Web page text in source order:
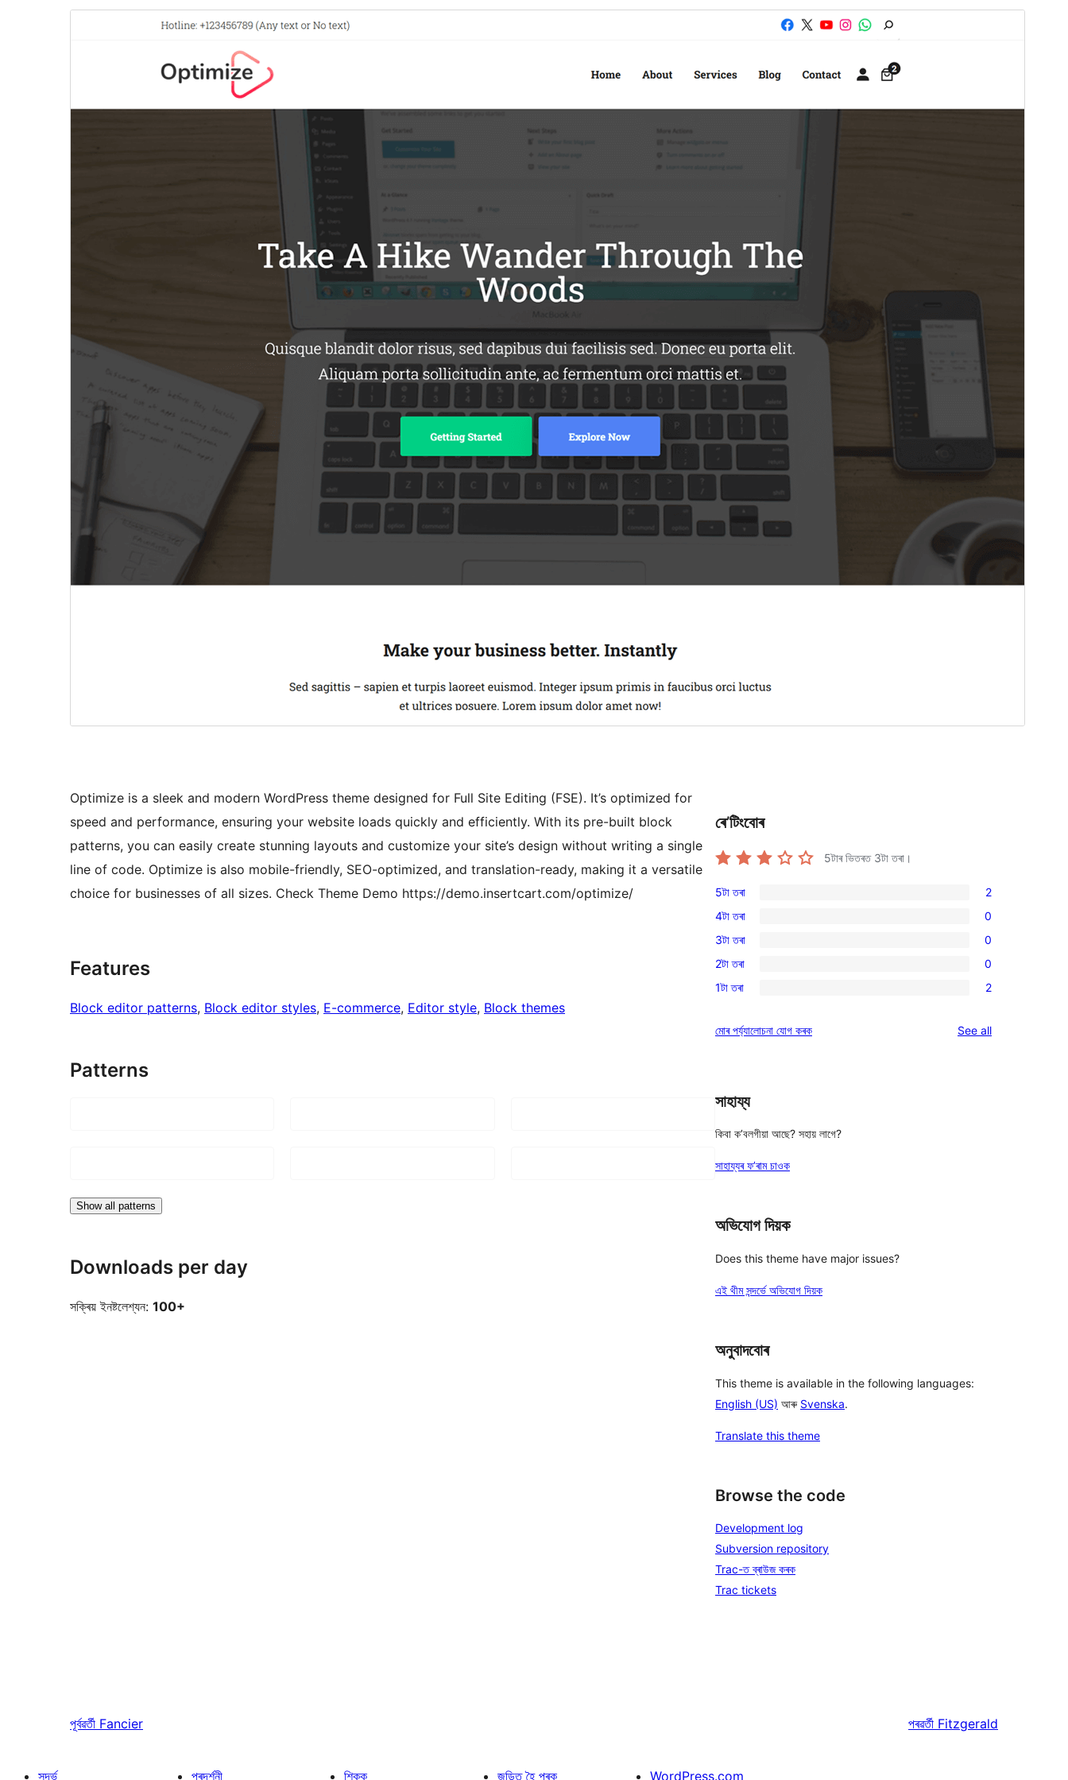
ডাউনল’ড
Last updated
WordPress version
6.3
Optimize is a sleek and modern WordPress theme designed for Full Site Editing (FSE). It’s optimized for
speed and performance, ensuring your website loads quickly and efficiently. With its pre-built block
patterns, you can easily create stunning layouts and customize your site’s design without writing a single
line of code. Optimize is also mobile-friendly, SEO-optimized, and translation-ready, making it a versatile
choice for businesses of all sizes. Check Theme Demo https://demo.insertcart.com/optimize/
Features
Block editor patterns, Block editor styles, E-commerce, Editor style, Block themes
Patterns
Show all patterns
Downloads per day
সক্ৰিয় ইনষ্টলেশ্যন: 100+
ৰে’টিংবোৰ
5টাৰ ভিতৰত 3টা তৰা।
2
5-
star
reviews
5টা তৰা 2
0
4-
star
reviews
4টা তৰা 0
0
3-
star
3টা তৰা 0
0
2-
reviews
2টা তৰা 0
2
star
1টা তৰা 2
মোৰ পৰ্য্যালোচনা যোগ কৰক See allreviews
সাহায্য
কিবা ক’বলগীয়া আছে? সহায় লাগে?
সাহায্যৰ ফ’ৰাম চাওক
অভিযোগ দিয়ক
Does this theme have major issues?
এই থীম সন্দৰ্ভে অভিযোগ দিয়ক
অনুবাদবোৰ
This theme is available in the following languages:
English (US) আৰু Svenska.
Translate this theme
Browse the code
Development log
Subversion repository
Trac-ত ব্ৰাউজ কৰক
Trac tickets
পূৰ্বৱৰ্তী Fancier পৰৱৰ্তী Fitzgerald
সন্দৰ্ভ প্ৰদৰ্শনী শিকক জড়িত হৈ পৰক WordPress.com